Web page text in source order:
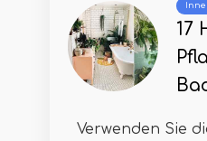
17
Verwenden Sie